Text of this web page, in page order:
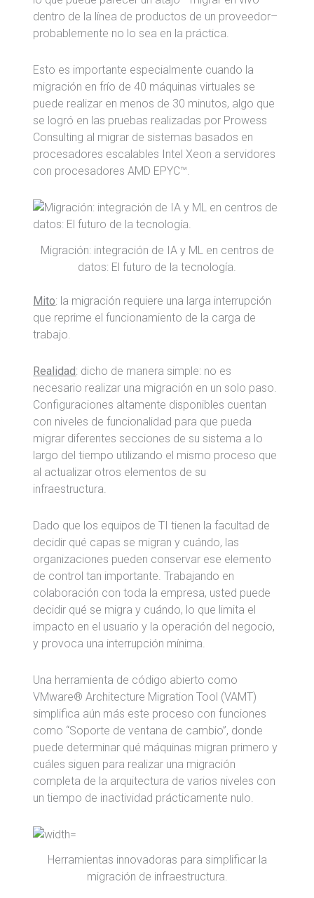
dentro de la línea de productos de un proveedor–
probablemente no lo sea en la práctica.
Esto es importante especialmente cuando la
migración en frío de 40 máquinas virtuales se
puede realizar en menos de 30 minutos, algo que
se logró en las pruebas realizadas por Prowess
Consulting al migrar de sistemas basados en
procesadores escalables Intel Xeon a servidores
con procesadores AMD EPYC™.
Migración: integración de IA y ML en centros de
datos: El futuro de la tecnología.
Mito: la migración requiere una larga interrupción
que reprime el funcionamiento de la carga de
trabajo.
Realidad: dicho de manera simple: no es
necesario realizar una migración en un solo paso.
Configuraciones altamente disponibles cuentan
con niveles de funcionalidad para que pueda
migrar diferentes secciones de su sistema a lo
largo del tiempo utilizando el mismo proceso que
al actualizar otros elementos de su
infraestructura.
Dado que los equipos de TI tienen la facultad de
decidir qué capas se migran y cuándo, las
organizaciones pueden conservar ese elemento
de control tan importante. Trabajando en
colaboración con toda la empresa, usted puede
decidir qué se migra y cuándo, lo que limita el
impacto en el usuario y la operación del negocio,
y provoca una interrupción mínima.
Una herramienta de código abierto como
VMware® Architecture Migration Tool (VAMT)
simplifica aún más este proceso con funciones
como “Soporte de ventana de cambio”, donde
puede determinar qué máquinas migran primero y
cuáles siguen para realizar una migración
completa de la arquitectura de varios niveles con
un tiempo de inactividad prácticamente nulo.
Herramientas innovadoras para simplificar la
migración de infraestructura.